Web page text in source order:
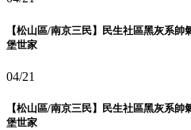
【松山區/南京三民】民生社區黑灰系
堡世家
04/21
【松山區/南京三民】民生社區黑灰系
堡世家